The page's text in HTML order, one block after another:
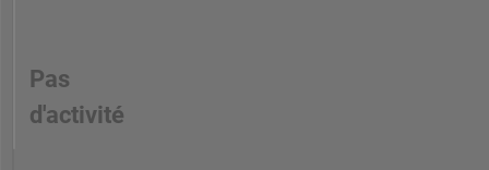
Pas
d'activité